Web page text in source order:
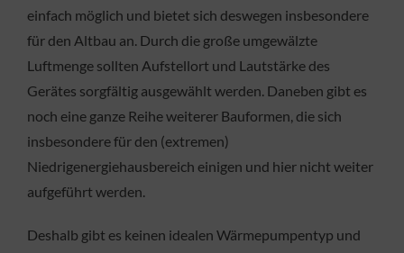
einfach möglich und bietet sich deswegen insbesondere
für den Altbau an. Durch die große umgewälzte
Luftmenge sollten Aufstellort und Lautstärke des
Gerätes sorgfältig ausgewählt werden. Daneben gibt es
noch eine ganze Reihe weiterer Bauformen, die sich
insbesondere für den (extremen)
Niedrigenergiehausbereich einigen und hier nicht weiter
aufgeführt werden.
Deshalb gibt es keinen idealen Wärmepumpentyp und